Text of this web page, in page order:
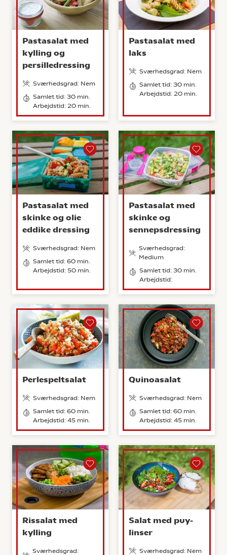
Pastasalat med
kylling og
persilledressing
Sværhedsgrad: Nem
Samlet tid: 30 min.
Arbejdstid: 20 min.
Pastasalat med
laks
Sværhedsgrad: Nem
Samlet tid: 30 min.
Arbejdstid: 20 min.
Pastasalat med
skinke og olie
eddike dressing
Sværhedsgrad: Nem
Samlet tid: 60 min.
Arbejdstid: 50 min.
Pastasalat med
skinke og
sennepsdressing
Sværhedsgrad:
Medium
Samlet tid: 30 min.
Arbejdstid:
Perlespeltsalat
Sværhedsgrad: Nem
Samlet tid: 60 min.
Arbejdstid: 45 min.
Quinoasalat
Sværhedsgrad: Nem
Samlet tid: 60 min.
Arbejdstid: 45 min.
Rissalat med
kylling
Sværhedsgrad:
Salat med puy-
linser
Sværhedsgrad: Nem